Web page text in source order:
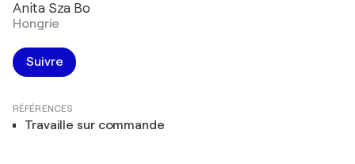
Anita Sza Bo
Hongrie
Suivre
RÉFÉRENCES
Travaille sur commande